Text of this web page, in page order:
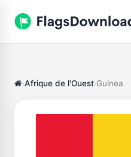
Afrique de l'Ouest Guinea